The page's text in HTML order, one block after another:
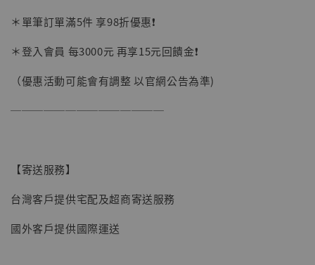
加購優惠【讓子彈飛 鵝城縣長 張麻子 [BK01]】
＊單筆訂單滿5件 享98折優惠❗️
＊登入會員 每3000元 再享15元回饋金❗️
（優惠活動可能會有調整 以官網公告為準)
──────────────
【寄送服務】
台灣客戶提供宅配及超商寄送服務
國外客戶提供國際運送